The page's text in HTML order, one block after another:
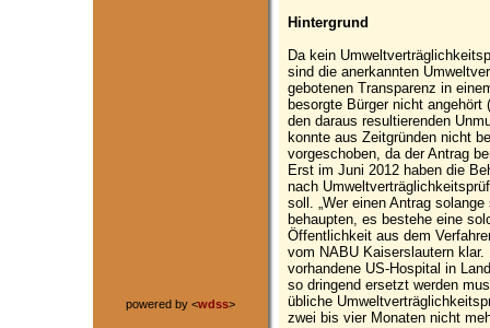
powered by <wdss>
Hintergrund
Da kein
sind die anerkannten
gebotenen Transparenz in
besorgte Bürger nicht angehört
den daraus resultierenden
konnte aus Zeitgründen nicht
vorgeschoben, da der Antrag
Erst im Juni 2012 haben die
nach
soll. „Wer einen Antrag
behaupten, es bestehe eine
Öffentlichkeit aus dem
vom NABU Kaiserslautern
vorhandene US-Hospital in
so dringend ersetzt werden
übliche
zwei bis vier Monaten nicht